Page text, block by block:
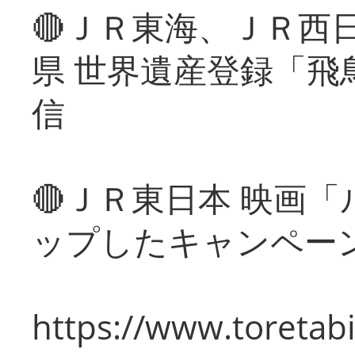
🔴ＪＲ東海、ＪＲ西
県 世界遺産登録「
信
🔴ＪＲ東日本 映画
ップしたキャンペー
https://